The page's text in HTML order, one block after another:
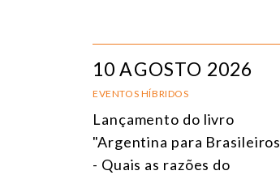
10 AGOSTO 2026
EVENTOS HÍBRIDOS
Lançamento do livro
"Argentina para Brasileiros
- Quais as razões do